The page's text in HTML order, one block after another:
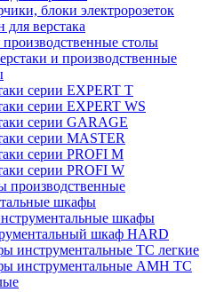
блоки электророзеток
для верстака
столы
и производственные
серии EXPERT T
серии EXPERT WS
серии GARAGE
серии MASTER
серии PROFI M
серии PROFI W
производственные
шкафы
шкафы
шкаф HARD
инструментальные ТС легкие
инструментальные AMH TC